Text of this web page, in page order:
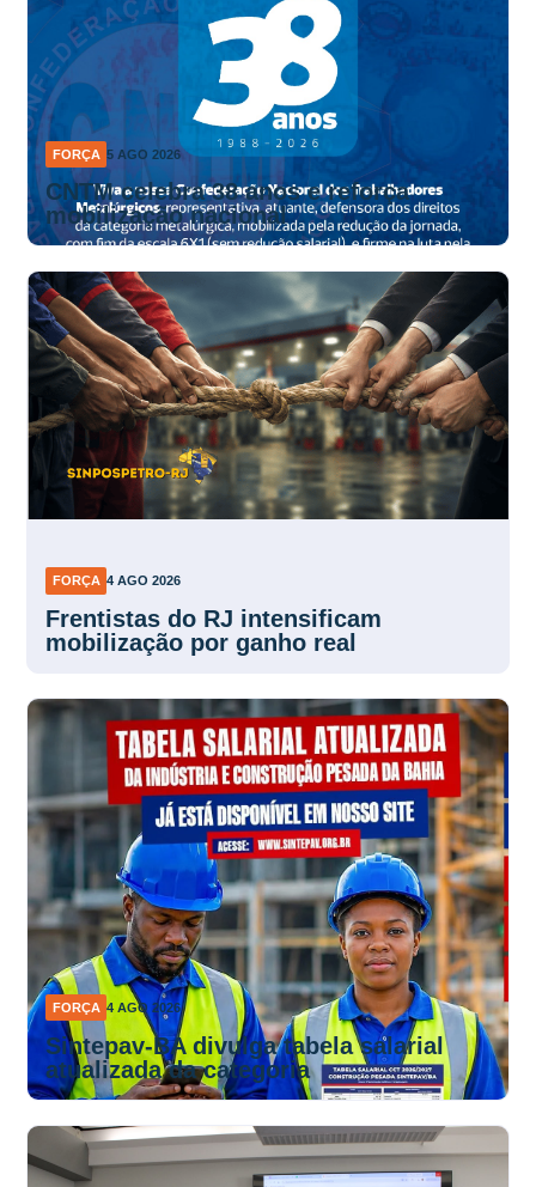
FORÇA 5 AGO 2026
CNTM celebra 38 anos e reforça
mobilização nacional
FORÇA 4 AGO 2026
Frentistas do RJ intensificam
mobilização por ganho real
FORÇA 4 AGO 2026
Sintepav-BA divulga tabela salarial
atualizada da categoria